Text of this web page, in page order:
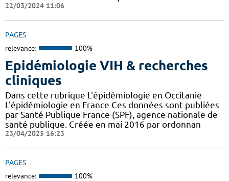
22/03/2024 11:06
PAGES
relevance: 100%
Epidémiologie VIH & recherches
cliniques
Dans cette rubrique L'épidémiologie en Occitanie
L'épidémiologie en France Ces données sont publiées
par Santé Publique France (SPF), agence nationale de
santé publique. Créée en mai 2016 par ordonnan
23/04/2025 16:23
PAGES
relevance: 100%